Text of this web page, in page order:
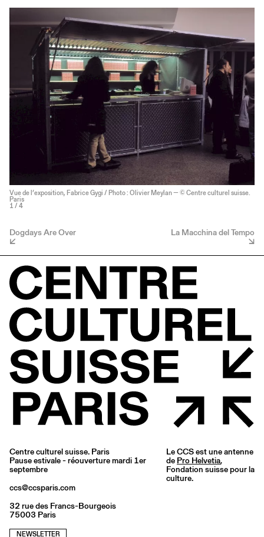
Vue de l’exposition, Fabrice Gygi / Photo : Olivier Meylan — © Centre culturel suisse.
Paris
1 / 4
Dogdays Are Over La Macchina del Tempo
Centre culturel suisse. Paris
Pause estivale - réouverture mardi 1er
septembre
ccs@ccsparis.com
32 rue des Francs-Bourgeois
75003 Paris
NEWSLETTER
Le CCS est une antenne
de Pro Helvetia,
Fondation suisse pour la
culture.